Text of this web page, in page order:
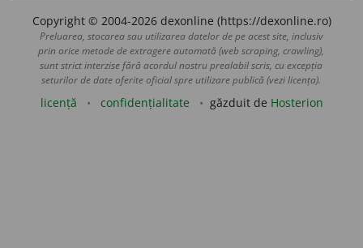
Copyright © 2004-2026 dexonline (https://dexonline.ro)
Preluarea, stocarea sau utilizarea datelor de pe acest site, inclusiv
prin orice metode de extragere automată (web scraping, crawling),
sunt strict interzise fără acordul nostru prealabil scris, cu excepția
seturilor de date oferite oficial spre utilizare publică (vezi licența).
licență confidențialitate găzduit de Hosterion